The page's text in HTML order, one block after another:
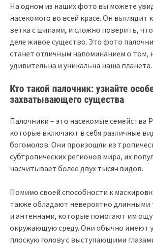
На одном из наших фото вы можете
насекомого во всей красе. Он выглядит
ветка с шипами, и сложно поверить,
деле живое существо. Это фото
станет отличным напоминанием о том,
удивительна и уникальна наша планета.
Кто такой палочник: узнайте
захватывающего существа
Палочники – это насекомые семейства
которые включают в себя различные
богомолов. Они произошли из
субтропических регионов мира, их
насчитывает более двух тысяч видов.
Помимо своей способности к
также обладают невероятно длинными
и антеннами, которые помогают им
окружающую среду. Они обычно имеют
плоскую голову с выступающими